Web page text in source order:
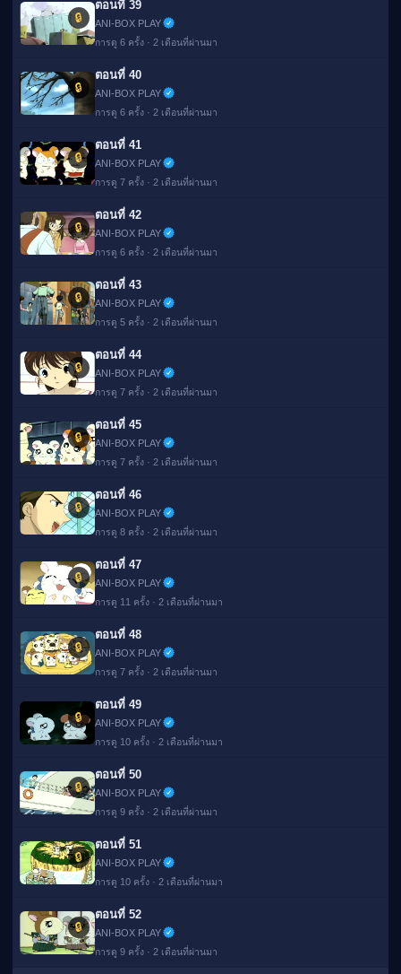
🔒
ตอนที่ 39
ANI-BOX PLAY
การดู 6 ครั้ง · 2 เดือนที่ผ่านมา
🔒
ตอนที่ 40
ANI-BOX PLAY
การดู 6 ครั้ง · 2 เดือนที่ผ่านมา
🔒
ตอนที่ 41
ANI-BOX PLAY
การดู 7 ครั้ง · 2 เดือนที่ผ่านมา
🔒
ตอนที่ 42
ANI-BOX PLAY
การดู 6 ครั้ง · 2 เดือนที่ผ่านมา
🔒
ตอนที่ 43
ANI-BOX PLAY
การดู 5 ครั้ง · 2 เดือนที่ผ่านมา
🔒
ตอนที่ 44
ANI-BOX PLAY
การดู 7 ครั้ง · 2 เดือนที่ผ่านมา
🔒
ตอนที่ 45
ANI-BOX PLAY
การดู 7 ครั้ง · 2 เดือนที่ผ่านมา
🔒
ตอนที่ 46
ANI-BOX PLAY
การดู 8 ครั้ง · 2 เดือนที่ผ่านมา
🔒
ตอนที่ 47
ANI-BOX PLAY
การดู 11 ครั้ง · 2 เดือนที่ผ่านมา
🔒
ตอนที่ 48
ANI-BOX PLAY
การดู 7 ครั้ง · 2 เดือนที่ผ่านมา
🔒
ตอนที่ 49
ANI-BOX PLAY
การดู 10 ครั้ง · 2 เดือนที่ผ่านมา
🔒
ตอนที่ 50
ANI-BOX PLAY
การดู 9 ครั้ง · 2 เดือนที่ผ่านมา
🔒
ตอนที่ 51
ANI-BOX PLAY
การดู 10 ครั้ง · 2 เดือนที่ผ่านมา
🔒
ตอนที่ 52
ANI-BOX PLAY
การดู 9 ครั้ง · 2 เดือนที่ผ่านมา